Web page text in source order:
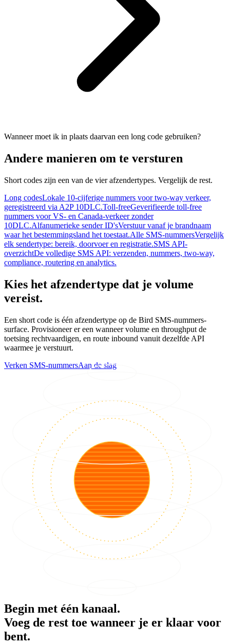
Wanneer moet ik in plaats daarvan een long code gebruiken?
Andere manieren om te versturen
Short codes zijn een van de vier afzendertypes. Vergelijk de rest.
Long codesLokale 10-cijferige nummers voor two-way verkeer,
geregistreerd via A2P 10DLC.Toll-freeGeverifieerde toll-free
nummers voor VS- en Canada-verkeer zonder
10DLC.Alfanumerieke sender ID'sVerstuur vanaf je brandnaam
waar het bestemmingsland het toestaat.Alle SMS-nummersVergelijk
elk sendertype: bereik, doorvoer en registratie.SMS API-
overzichtDe volledige SMS API: verzenden, nummers, two-way,
compliance, routering en analytics.
Kies het afzendertype dat je volume
vereist.
Een short code is één afzendertype op de Bird SMS-nummers-
surface. Provisioneer er een wanneer volume en throughput de
toetsing rechtvaardigen, en route inbound vanuit dezelfde API
waarmee je verstuurt.
Verken SMS-nummersAan de slag
Begin met één kanaal.
Voeg de rest toe wanneer je er klaar voor
bent.